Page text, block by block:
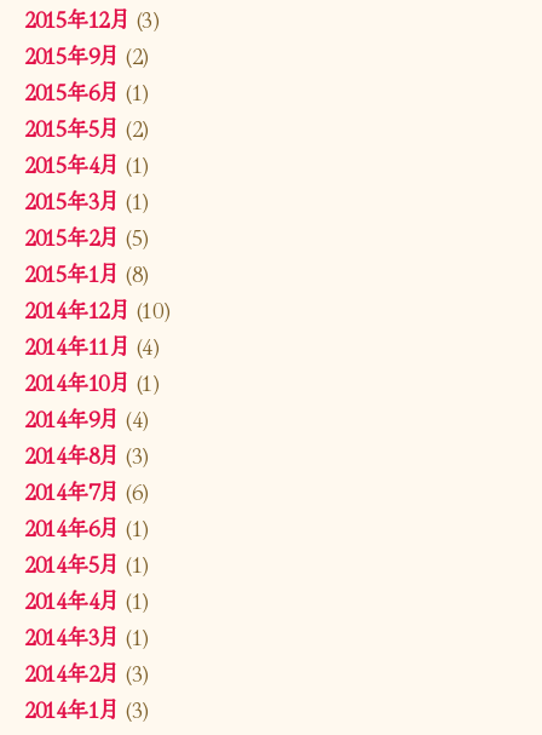
2015年12月 (3)
2015年9月 (2)
2015年6月 (1)
2015年5月 (2)
2015年4月 (1)
2015年3月 (1)
2015年2月 (5)
2015年1月 (8)
2014年12月 (10)
2014年11月 (4)
2014年10月 (1)
2014年9月 (4)
2014年8月 (3)
2014年7月 (6)
2014年6月 (1)
2014年5月 (1)
2014年4月 (1)
2014年3月 (1)
2014年2月 (3)
2014年1月 (3)